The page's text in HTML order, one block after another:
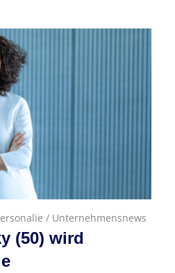
/ Unternehmensnews
(50) wird